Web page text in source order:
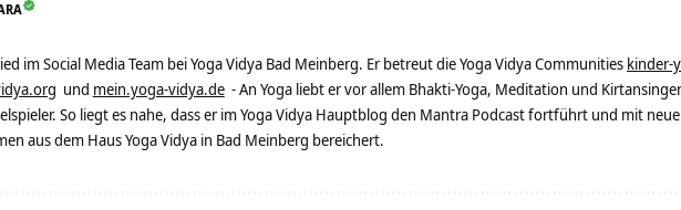
im Social Media Team bei Yoga Vidya Bad Meinberg. Er betreut die Yoga Vidya Communities kinder-
und mein.yoga-vidya.de - An Yoga liebt er vor allem Bhakti-Yoga, Meditation und
So liegt es nahe, dass er im Yoga Vidya Hauptblog den Mantra Podcast fortführt und mit
aus dem Haus Yoga Vidya in Bad Meinberg bereichert.